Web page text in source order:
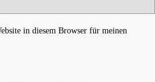
in diesem Browser für meinen